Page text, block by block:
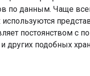
по данным. Чаще
постоянством с
и других подобных